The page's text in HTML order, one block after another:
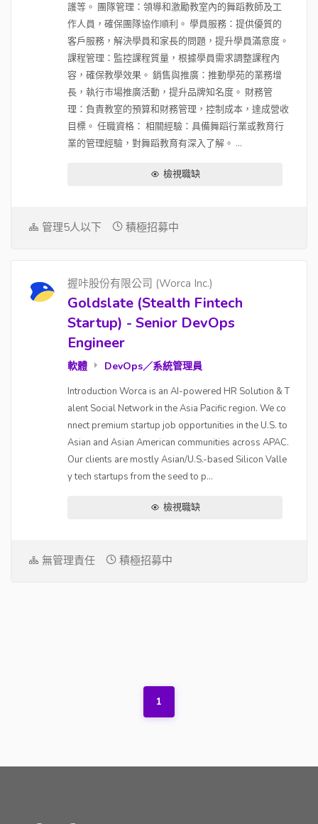
護等。 團隊管理：領導和激勵教室內的舞蹈教師及工
作人員，確保團隊協作順利。 學員服務：提供優質的
客戶服務，解決學員和家長的問題，提升學員滿意度。
課程管理：監控課程質量，根據學員需求調整課程內
容，確保教學效果。 銷售與推廣：推動學苑的業務增
長，執行市場推廣活動，提升品牌知名度。 財務管
理：負責教室的預算和財務管理，控制成本，達成營收
目標。 任職資格： 相關經驗：具備舞蹈行業或教育行
業的管理經驗，對舞蹈教育有深入了解。 ...
檢視職缺
管理5人以下 積極招募中
握咔股份有限公司 (Worca Inc.)
Goldslate (Stealth Fintech
Startup) - Senior DevOps
Engineer
軟體 DevOps／系統管理員
Introduction Worca is an AI-powered HR Solution & T
alent Social Network in the Asia Pacific region. We co
nnect premium startup job opportunities in the U.S. to
Asian and Asian American communities across APAC.
Our clients are mostly Asian/U.S.-based Silicon Valle
y tech startups from the seed to p...
檢視職缺
無管理責任 積極招募中
1